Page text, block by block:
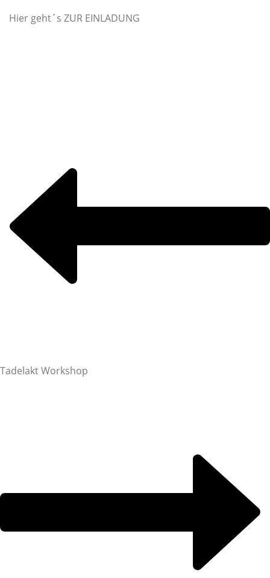
Hier geht´s ZUR EINLADUNG
Tadelakt Workshop